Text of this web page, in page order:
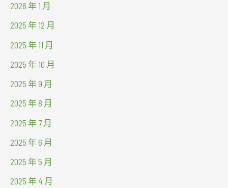
2026 年 1 月
2025 年 12 月
2025 年 11 月
2025 年 10 月
2025 年 9 月
2025 年 8 月
2025 年 7 月
2025 年 6 月
2025 年 5 月
2025 年 4 月